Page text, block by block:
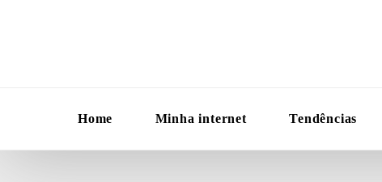
Home Minha internet Tendências